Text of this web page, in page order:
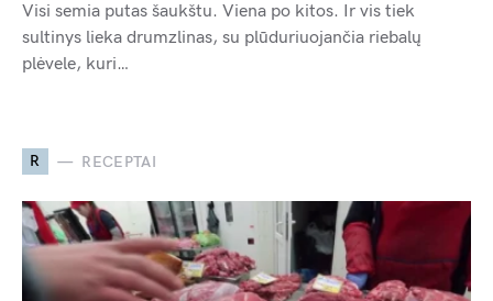
Visi semia putas šaukštu. Viena po kitos. Ir vis tiek
sultinys lieka drumzlinas, su plūduriuojančia riebalų
plėvele, kuri…
R RECEPTAI